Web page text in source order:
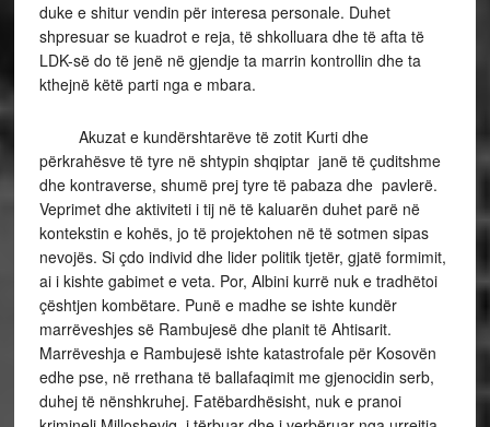
duke e shitur vendin për interesa personale. Duhet
shpresuar se kuadrot e reja, të shkolluara dhe të afta të
LDK-së do të jenë në gjendje ta marrin kontrollin dhe ta
kthejnë këtë parti nga e mbara.
Akuzat e kundërshtarëve të zotit Kurti dhe
përkrahësve të tyre në shtypin shqiptar janë të çuditshme
dhe kontraverse, shumë prej tyre të pabaza dhe pavlerë.
Veprimet dhe aktiviteti i tij në të kaluarën duhet parë në
kontekstin e kohës, jo të projektohen në të sotmen sipas
nevojës. Si çdo individ dhe lider politik tjetër, gjatë formimit,
ai i kishte gabimet e veta. Por, Albini kurrë nuk e tradhëtoi
çështjen kombëtare. Punë e madhe se ishte kundër
marrëveshjes së Rambujesë dhe planit të Ahtisarit.
Marrëveshja e Rambujesë ishte katastrofale për Kosovën
edhe pse, në rrethana të ballafaqimit me gjenocidin serb,
duhej të nënshkruhej. Fatëbardhësisht, nuk e pranoi